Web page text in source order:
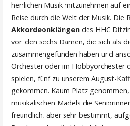
herrlichen Musik mitzunehmen auf
Reise durch die Welt der Musik. Die
Akkordeonklängen des HHC
von den sechs Damen, die sich als
zusammengefunden haben und
Orchester oder im Hobbyorchester
spielen, fünf zu unserem August-
gekommen. Kaum Platz
musikalischen Mädels die
freundlich, aber sehr bestimmt,